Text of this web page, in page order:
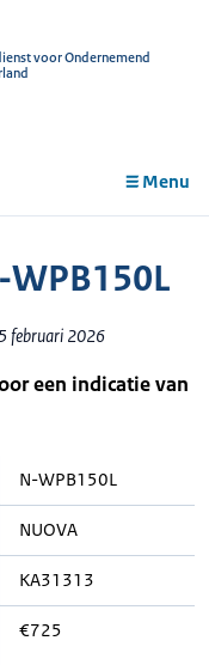
voor Ondernemend
Menu
WPB150L
februari 2026
een indicatie van
N-WPB150L
NUOVA
KA31313
€725